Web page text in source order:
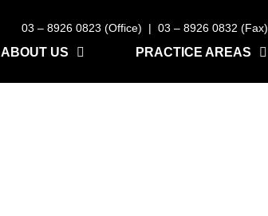
03 – 8926 0823 (Office) | 03 – 8926 0832 (Fax)
ABOUT US PRACTICE AREAS